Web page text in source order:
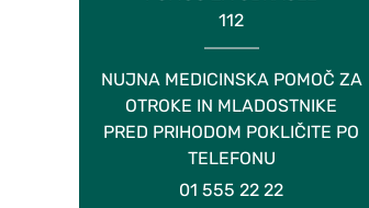
112
NUJNA MEDICINSKA POMOČ ZA
OTROKE IN MLADOSTNIKE
PRED PRIHODOM POKLIČITE PO
TELEFONU
01 555 22 22